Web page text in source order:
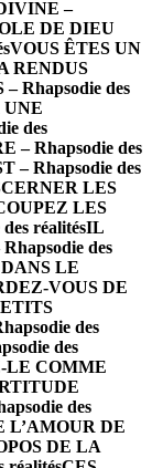
–
DE DIEU
VOUS ÊTES UN
RENDUS
Rhapsodie des
UNE
des
– Rhapsodie des
– Rhapsodie des
LES
LES
réalitésIL
des
LE
VOUS DE
des
des
LE COMME
des
DE
DE LA